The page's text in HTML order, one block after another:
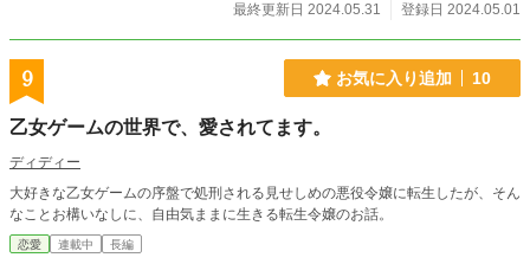
最終更新日 2024.05.31
登録日 2024.05.01
9 お気に入り追加 10
乙女ゲームの世界で、愛されてます。
ディディー
大好きな乙女ゲームの序盤で処刑される見せしめの悪役令嬢に転生したが、そん
なことお構いなしに、自由気ままに生きる転生令嬢のお話。
恋愛 連載中 長編